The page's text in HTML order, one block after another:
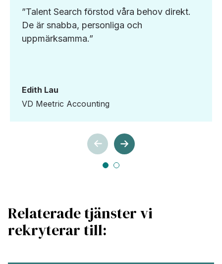
”Talent Search förstod våra behov direkt.
De är snabba, personliga och
uppmärksamma.”
Edith Lau
VD Meetric Accounting
Relaterade tjänster vi
rekryterar till: